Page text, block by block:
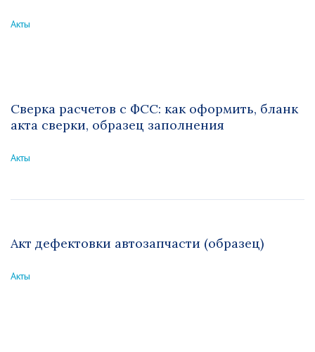
Акты
Сверка расчетов с ФСС: как оформить, бланк
акта сверки, образец заполнения
Акты
Акт дефектовки автозапчасти (образец)
Акты